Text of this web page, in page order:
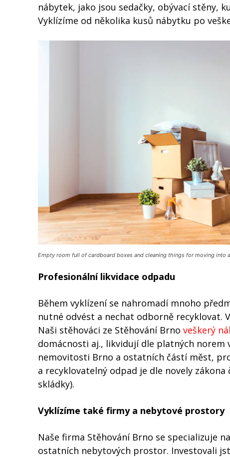
nábytek, jako jsou sedačky, obývací stěny,
Vyklízíme od několika kusů nábytku po
Empty room full of cardboard boxes and cleaning things for moving into
Profesionální likvidace odpadu
Během vyklízení se nahromadí mnoho
nutné odvést a nechat odborně recyklovat.
Naši stěhováci ze Stěhování Brno veškerý
domácnosti aj., likvidují dle platných norem
nemovitosti Brno a ostatních částí měst,
a recyklovatelný odpad je dle novely
skládky).
Vyklízíme také firmy a nebytové prostory
Naše firma Stěhování Brno se specializuje
ostatních nebytových prostor. Investovali